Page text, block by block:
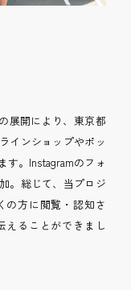
展開により、東京都
インショップやポッ
す。Instagramのフォ
。総じて、当プロジ
の方に閲覧・認知さ
えることができまし